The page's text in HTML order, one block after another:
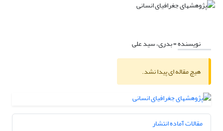
نویسنده =بدری، سید علی
هیچ مقاله ای پیدا نشد.
مقالات آماده انتشار